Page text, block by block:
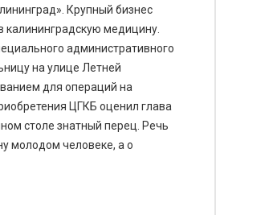
Крупный бизнес
калининградскую медицину.
административного
на улице Летней
для операций на
ЦГКБ оценил глава
столе знатный перец. Речь
молодом человеке, а о